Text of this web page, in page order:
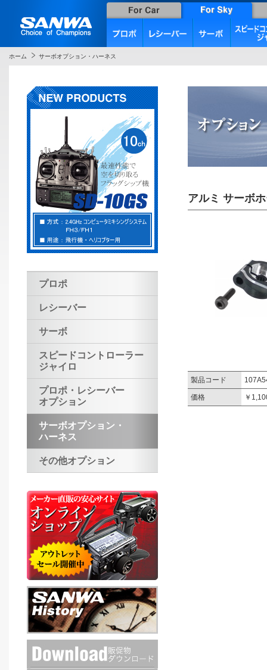
ホーム サーボオプション・ハーネス
プロポ
レシーバー
サーボ
スピードコントローラー
ジャイロ
プロポ・レシーバー
オプション
サーボオプション・
ハーネス
その他オプション
アルミ サーボ
製品コード
価格 ￥